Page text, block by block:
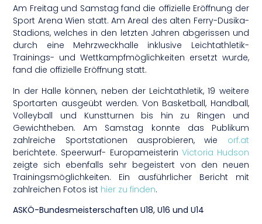
Am Freitag und Samstag fand die offizielle Eröffnung der
Sport Arena Wien statt. Am Areal des alten Ferry-Dusika-
Stadions, welches in den letzten Jahren abgerissen und
durch eine Mehrzweckhalle inklusive Leichtathletik-
Trainings- und Wettkampfmöglichkeiten ersetzt wurde,
fand die offizielle Eröffnung statt.
In der Halle können, neben der Leichtathletik, 19 weitere
Sportarten ausgeübt werden. Von Basketball, Handball,
Volleyball und Kunstturnen bis hin zu Ringen und
Gewichtheben. Am Samstag konnte das Publikum
zahlreiche Sportstationen ausprobieren, wie orf.at
berichtete. Speerwurf- Europameisterin Victoria Hudson
zeigte sich ebenfalls sehr begeistert von den neuen
Trainingsmöglichkeiten. Ein ausführlicher Bericht mit
zahlreichen Fotos ist hier zu finden.
ASKÖ-Bundesmeisterschaften U18, U16 und U14